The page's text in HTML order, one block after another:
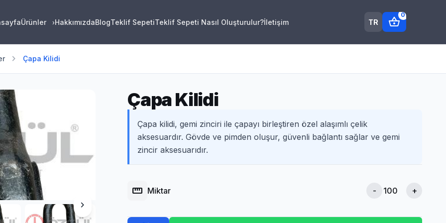
Ürünler ›HakkımızdaBlogTeklif SepetiTeklif Sepeti Nasıl Oluşturulur?İletişim TR shopping_basket
0
chevron_right Çapa Kilidi
chevron_right
Çapa Kilidi
Çapa kilidi, gemi zinciri ile çapayı birleştiren özel alaşımlı çelik
aksesuardır. Gövde ve pimden oluşur, güvenli bağlantı sağlar ve gemi
zincir aksesuarıdır.
straighten Miktar - +